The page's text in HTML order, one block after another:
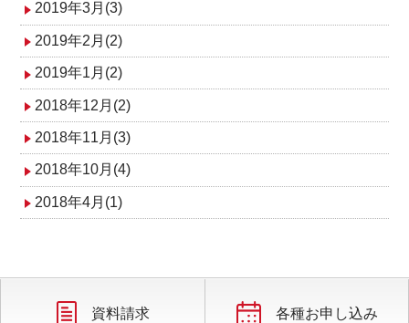
2019年3月(3)
2019年2月(2)
2019年1月(2)
2018年12月(2)
2018年11月(3)
2018年10月(4)
2018年4月(1)
資料請求 各種お申し込み